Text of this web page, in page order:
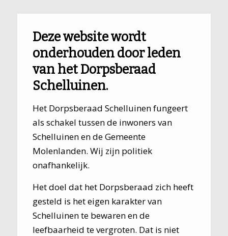
Deze website wordt
onderhouden door leden
van het Dorpsberaad
Schelluinen.
Het Dorpsberaad Schelluinen fungeert
als schakel tussen de inwoners van
Schelluinen en de Gemeente
Molenlanden. Wij zijn politiek
onafhankelijk.
Het doel dat het Dorpsberaad zich heeft
gesteld is het eigen karakter van
Schelluinen te bewaren en de
leefbaarheid te vergroten. Dat is niet